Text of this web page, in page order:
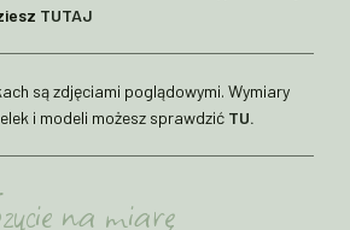
TUTAJ
są zdjęciami poglądowymi. Wymiary
i modeli możesz sprawdzić TU.
na miarę